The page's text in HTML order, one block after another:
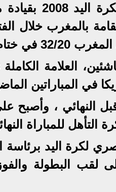
واصل منتخب
دور المجموعات .
العلامة
في المباراتين
النهائي ، وأصبح
للمباراة
لكرة اليد
لقب البطولة